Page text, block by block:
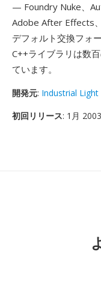
— Foundry Nuke、
Adobe After Effects
デフォルト交換フォ
C++ライブラリは数
ています。
開発元: Industrial
初回リリース: 1月 2003